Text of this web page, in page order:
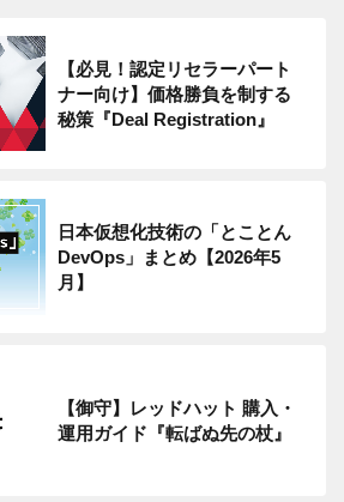
【必見！認定リセラーパート
ナー向け】価格勝負を制する
秘策『Deal Registration』
日本仮想化技術の「とことん
DevOps」まとめ【2026年5
月】
【御守】レッドハット 購入・
運用ガイド『転ばぬ先の杖』